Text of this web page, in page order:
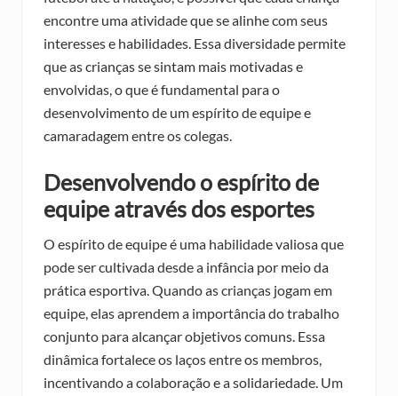
encontre uma atividade que se alinhe com seus
interesses e habilidades. Essa diversidade permite
que as crianças se sintam mais motivadas e
envolvidas, o que é fundamental para o
desenvolvimento de um espírito de equipe e
camaradagem entre os colegas.
Desenvolvendo o espírito de
equipe através dos esportes
O espírito de equipe é uma habilidade valiosa que
pode ser cultivada desde a infância por meio da
prática esportiva. Quando as crianças jogam em
equipe, elas aprendem a importância do trabalho
conjunto para alcançar objetivos comuns. Essa
dinâmica fortalece os laços entre os membros,
incentivando a colaboração e a solidariedade. Um